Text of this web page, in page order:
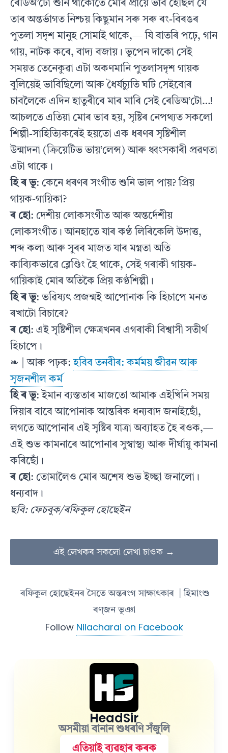
ৰেডিঅ’টো শুনি থাকোঁতে মোৰ প্ৰায়ে ভাব হৈছিল যে
তাৰ অন্তৰ্ভাগত নিশ্চয় কিছুমান সৰু সৰু ৰং-বিৰঙৰ
পুতলা সদৃশ মানুহ সোমাই থাকে,— যি বাতৰি পঢ়ে, গান
গায়, নাটক কৰে, বাদ্য বজায়। ভূপেন দাকো সেই
সময়ত তেনেকুৱা এটা অকণমানি পুতলাসদৃশ গায়ক
বুলিয়েই ভাবিছিলো আৰু ধৈৰ্যচ্যুতি ঘটি সেইবোৰ
চাবলৈকে এদিন হাতুৰীৰে মাৰ মাৰি সেই ৰেডিঅ’টো…!
আচলতে এতিয়া মোৰ ভাব হয়, সৃষ্টিৰ নেপথ্যত সকলো
শিল্পী-সাহিত্যিকৰেই হয়তো এক ধৰণৰ সৃষ্টিশীল
উন্মাদনা (ক্ৰিয়েটিভ ভায়’লেন্স) আৰু ধ্বংসকাৰী প্ৰৱণতা
এটা থাকে।
হি ৰ ভূ: কেনে ধৰণৰ সংগীত শুনি ভাল পায়? প্ৰিয়
গায়ক-গায়িকা?
ৰ হো: দেশীয় লোকসংগীত আৰু অন্তৰ্দেশীয়
লোকসংগীত। আনহাতে যাৰ কণ্ঠ লিৰিকেলি উদাত্ত,
শব্দ কলা আৰু সুৰৰ মাজত যাৰ মগ্নতা অতি
কাব্যিকভাৱে ব্লেণ্ডিং হৈ থাকে, সেই গৰাকী গায়ক-
গায়িকাই মোৰ অতিকৈ প্ৰিয় কণ্ঠশিল্পী।
হি ৰ ভূ: ভৱিষ্যৎ প্ৰজন্মই আপোনাক কি হিচাপে মনত
ৰখাটো বিচাৰে?
ৰ হো: এই সৃষ্টিশীল ক্ষেত্ৰখনৰ এগৰাকী বিশ্বাসী সতীৰ্থ
হিচাপে।
❧ | আৰু পঢ়ক:হবিব তনবীৰ: কর্মময় জীৱন আৰু
সৃজনশীল কর্ম
হি ৰ ভূ: ইমান ব্যস্ততাৰ মাজতো আমাক এইখিনি সময়
দিয়াৰ বাবে আপোনাক আন্তৰিক ধন্যবাদ জনাইছোঁ,
লগতে আপোনাৰ এই সৃষ্টিৰ যাত্ৰা অব্যাহত হৈ ৰওক,—
এই শুভ কামনাৰে আপোনাৰ সুস্বাস্থ্য আৰু দীৰ্ঘায়ু কামনা
কৰিছোঁ।
ৰ হো: তোমালৈও মোৰ অশেষ শুভ ইচ্ছা জনালো।
ধন্যবাদ।
ছবি: ফেচবুক/ৰফিকুল হোছেইন
এই লেখকৰ সকলো লেখা চাওক →
ৰফিকুল হোছেইনৰ সৈতে অন্তৰংগ সাক্ষাৎকাৰ
| হিমাংশু
ৰণ্‌জন ভূঞা
Follow Nilacharai on Facebook
HeadSir
অসমীয়া বানান শুধৰণি সঁজুলি
এতিয়াই ব্যৱহাৰ কৰক